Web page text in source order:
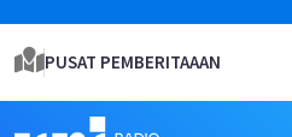
PUSAT PEMBERITAAAN